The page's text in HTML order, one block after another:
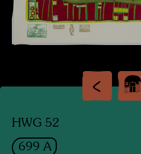
HWG 52
699 A